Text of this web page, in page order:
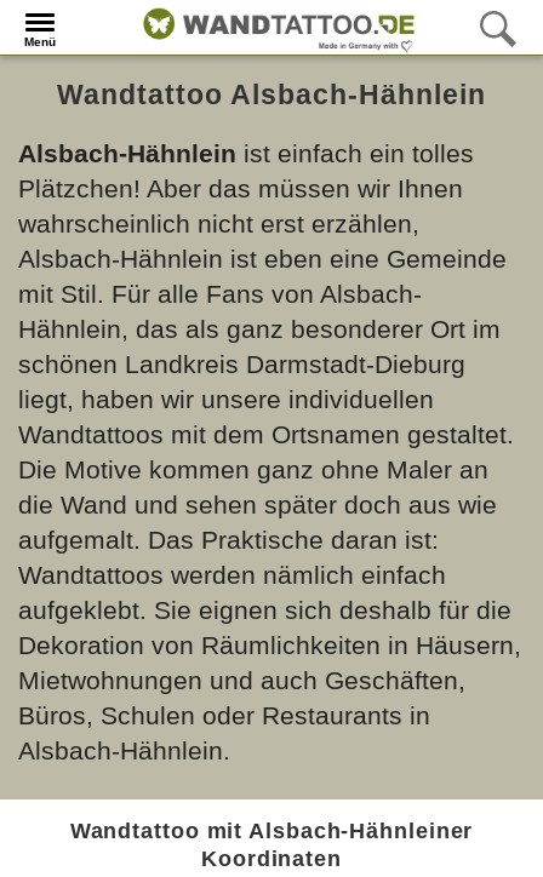
Menü
Wandtattoo Alsbach-Hähnlein
Alsbach-Hähnlein ist einfach ein tolles
Plätzchen! Aber das müssen wir Ihnen
wahrscheinlich nicht erst erzählen,
Alsbach-Hähnlein ist eben eine Gemeinde
mit Stil. Für alle Fans von Alsbach-
Hähnlein, das als ganz besonderer Ort im
schönen Landkreis Darmstadt-Dieburg
liegt, haben wir unsere individuellen
Wandtattoos mit dem Ortsnamen gestaltet.
Die Motive kommen ganz ohne Maler an
die Wand und sehen später doch aus wie
aufgemalt. Das Praktische daran ist:
Wandtattoos werden nämlich einfach
aufgeklebt. Sie eignen sich deshalb für die
Dekoration von Räumlichkeiten in Häusern,
Mietwohnungen und auch Geschäften,
Büros, Schulen oder Restaurants in
Alsbach-Hähnlein.
Wandtattoo mit Alsbach-Hähnleiner
Koordinaten